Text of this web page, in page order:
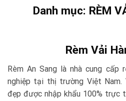
Danh mục: RÈM
Rèm Vải
Rèm An Sang là nhà cung cấp
nghiệp tại thị trường Việt Nam.
đẹp được nhập khẩu 100% trực